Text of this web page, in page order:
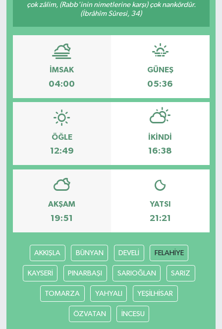
çok zâlim, (Rabb'inin nimetlerine karşı) çok nankördür.
(İbrâhîm Sûresi, 34)
İMSAK
04:00
GÜNEŞ
05:36
ÖĞLE
12:49
İKINDI
16:38
AKŞAM
19:51
YATSI
21:21
AKKIŞLA BÜNYAN DEVELİ FELAHİYE
KAYSERİ PINARBAŞI SARIOĞLAN SARIZ
TOMARZA YAHYALI YEŞİLHİSAR
ÖZVATAN İNCESU